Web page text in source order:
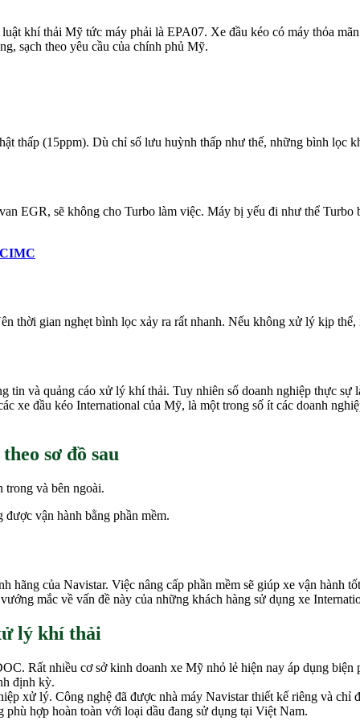
khí thải Mỹ tức máy phải là EPA07. Xe đầu kéo có máy thỏa
sạch theo yêu cầu của chính phủ Mỹ.
thấp (15ppm). Dù chỉ số lưu huỳnh thấp như thế, những bình lọc
EGR, sẽ không cho Turbo làm việc. Máy bị yếu đi như thể
thời gian nghẹt bình lọc xảy ra rất nhanh. Nếu không xử lý kịp
tin và quảng cáo xử lý khí thải. Tuy nhiên số doanh nghiệp thực
xe đầu kéo International của Mỹ, là một trong số ít các doanh
sơ đồ sau
trong và bên ngoài.
vận hành bằng phần mềm.
hãng của Navistar. Việc nâng cấp phần mềm sẽ giúp xe vận
mắc về vấn đề này của những khách hàng sử dụng xe
lý khí thải
Rất nhiều cơ sở kinh doanh xe Mỹ nhỏ lẻ hiện nay áp dụng biện
định kỳ.
xử lý. Công nghệ đã được nhà máy Navistar thiết kế riêng và
hợp hoàn toàn với loại dầu đang sử dụng tại Việt Nam.